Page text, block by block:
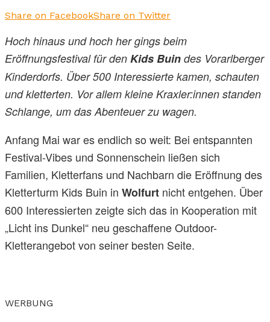
Share on FacebookShare on Twitter
Hoch hinaus und hoch her gings beim
Eröffnungsfestival für den Kids Buin des Vorarlberger
Kinderdorfs. Über 500 Interessierte kamen, schauten
und kletterten. Vor allem kleine Kraxler:innen standen
Schlange, um das Abenteuer zu wagen.
Anfang Mai war es endlich so weit: Bei entspannten
Festival-Vibes und Sonnenschein ließen sich
Familien, Kletterfans und Nachbarn die Eröffnung des
Kletterturm Kids Buin in Wolfurt nicht entgehen. Über
600 Interessierten zeigte sich das in Kooperation mit
„Licht ins Dunkel“ neu geschaffene Outdoor-
Kletterangebot von seiner besten Seite.
WERBUNG